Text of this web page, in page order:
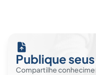
Publique
Compartilhe